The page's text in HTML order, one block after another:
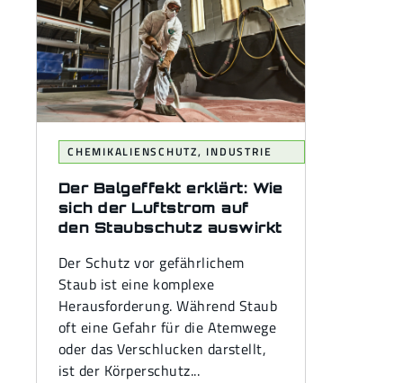
CHEMIKALIENSCHUTZ, INDUSTRIE
Der Balgeffekt erklärt: Wie
sich der Luftstrom auf
den Staubschutz auswirkt
Der Schutz vor gefährlichem
Staub ist eine komplexe
Herausforderung. Während Staub
oft eine Gefahr für die Atemwege
oder das Verschlucken darstellt,
ist der Körperschutz...